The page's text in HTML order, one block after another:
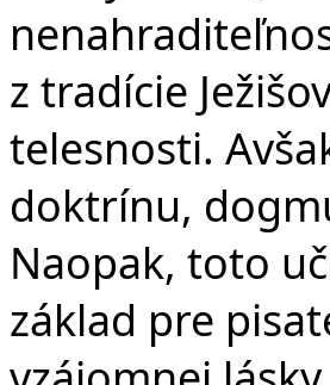
z tradície
telesnosti.
doktrínu,
Naopak, toto
základ pre